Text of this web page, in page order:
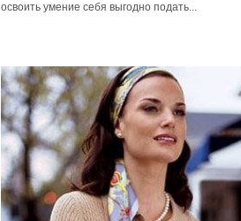
освоить умение себя выгодно подать...